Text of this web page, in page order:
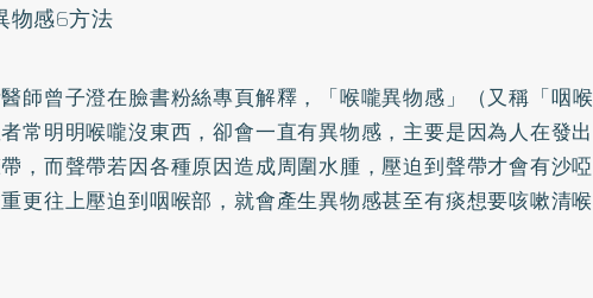
物感6方法
師曾子澄在臉書粉絲專頁解釋，「喉嚨異物感」（又稱「咽喉
常明明喉嚨沒東西，卻會一直有異物感，主要是因為人在發出
，而聲帶若因各種原因造成周圍水腫，壓迫到聲帶才會有沙啞
更往上壓迫到咽喉部，就會產生異物感甚至有痰想要咳嗽清喉